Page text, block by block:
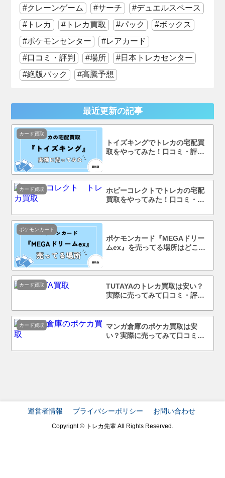
クレーンゲーム
サーチ
デュエルスペース
トレカ
トレカ買取 パック
ボックス
ポケモンセンター
レアカード
口コミ・評判
場所
日本トレカセンター
絶版パック
高騰予想
最近更新の記事
トイズキングでトレカの宅配買
取をやってみた！口コミ・評判
カード買取
ホビーコレクトでトレカの宅配
買取をやってみた！口コミ・評
カード買取
ポケモンカード『MEGAドリー
ムex』を売ってる場所はどこ？
ポケモンカード
TUTAYAのトレカ買取は安い？
実際に売ってみて口コミ・評判
カード買取
マンガ倉庫のポケカ買取は安
い？実際に売ってみて口コミ・
カード買取
運営者情報 プライバシーポリシー お問い合わせ
Copyright © トレカ先輩 All Rights Reserved.